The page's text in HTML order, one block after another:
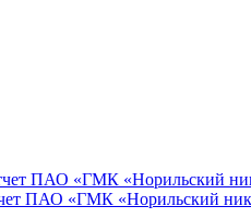
ПАО «ГМК «Норильский
ПАО «ГМК «Норильский